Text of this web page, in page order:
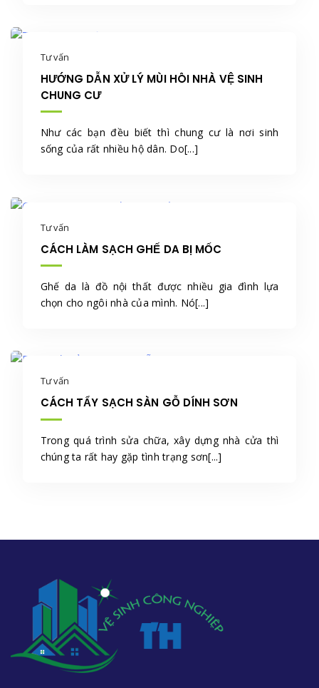
Tư vấn
HƯỚNG DẪN XỬ LÝ MÙI HÔI NHÀ VỆ SINH
CHUNG CƯ
Như các bạn đều biết thì chung cư là nơi sinh
sống của rất nhiều hộ dân. Do[...]
Tư vấn
CÁCH LÀM SẠCH GHẾ DA BỊ MỐC
Ghế da là đồ nội thất được nhiều gia đình lựa
chọn cho ngôi nhà của mình. Nó[...]
Tư vấn
CÁCH TẨY SẠCH SÀN GỖ DÍNH SƠN
Trong quá trình sửa chữa, xây dựng nhà cửa thì
chúng ta rất hay gặp tình trạng sơn[...]